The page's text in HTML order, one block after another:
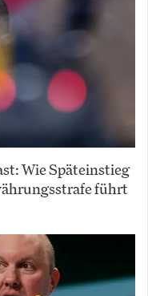
Wie Späteinstieg
führt